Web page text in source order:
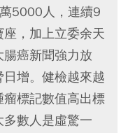
5000人，連續9
，加上立委余天
癌新聞強力放
增。健檢越來越
標記數值高出標
數人是虛驚一